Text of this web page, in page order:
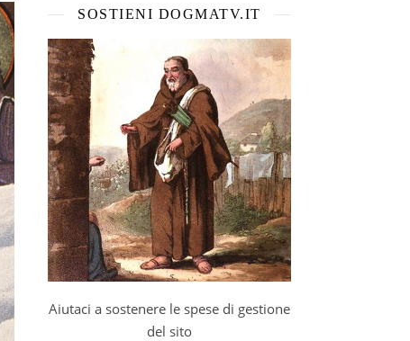
SOSTIENI DOGMATV.IT
Aiutaci a sostenere le spese di gestione
del sito